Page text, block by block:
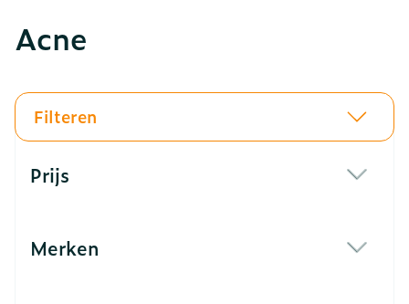
Acne
Filteren
Prijs
Merken